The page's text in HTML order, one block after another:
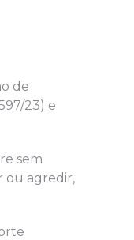
de
23) e
sem
ou agredir,